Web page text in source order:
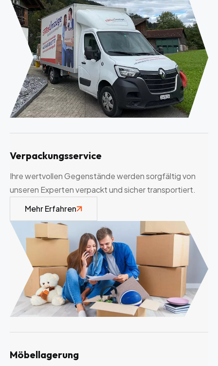
Verpackungsservice
Ihre wertvollen Gegenstände werden sorgfältig von
unseren Experten verpackt und sicher transportiert.
Mehr Erfahren
Möbellagerung